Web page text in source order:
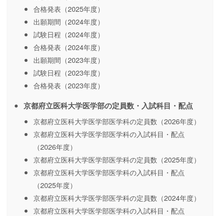
合格発表（2025年度）
出願期間（2024年度）
試験日程（2024年度）
合格発表（2024年度）
出願期間（2023年度）
試験日程（2023年度）
合格発表（2023年度）
京都府立医科大学医学部の定員数・入試科目・配点
京都府立医科大学医学部医学科の定員数（2026年度）
京都府立医科大学医学部医学科の入試科目・配点
（2026年度）
京都府立医科大学医学部医学科の定員数（2025年度）
京都府立医科大学医学部医学科の入試科目・配点
（2025年度）
京都府立医科大学医学部医学科の定員数（2024年度）
京都府立医科大学医学部医学科の入試科目・配点